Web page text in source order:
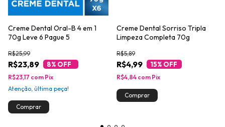
Creme Dental Oral-B 4 em 1
70g Leve 6 Pague 5
R$23,89
R$25,99
8% OFF
R$23,17 com Pix
Atenção, última peça!
Creme Dental Sorriso Tripla
Limpeza Completa 70g
R$4,99
R$5,89
15% OFF
R$4,84 com Pix